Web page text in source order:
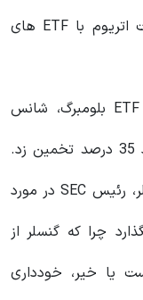
این حال، احتمال تایید ETF های اسپات اتریوم با ETF های
در ماه مارس، اریک بالچوناس، تحلیلگر ETF بلومبرگ، شانس
تایید ETF اسپات اتر در ماه می را حدود 35 درصد تخمین زد.
او همچنین اشاره کرد که موضع گری گنسلر، رئیس SEC در مورد
چرا که گنسلر از
یا خیر، خودداری